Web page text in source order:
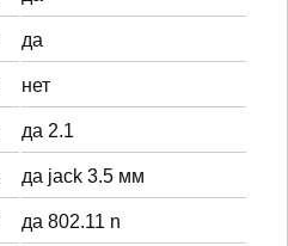
да
нет
да 2.1
да jack 3.5 мм
да 802.11 n